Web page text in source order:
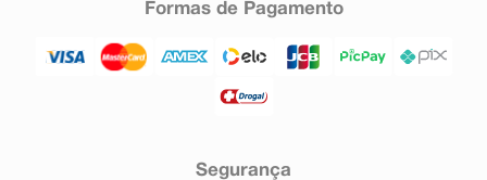
Formas de Pagamento
Segurança